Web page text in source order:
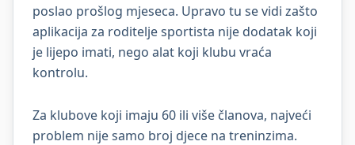
poslao prošlog mjeseca. Upravo tu se vidi zašto
aplikacija za roditelje sportista nije dodatak koji
je lijepo imati, nego alat koji klubu vraća
kontrolu.
Za klubove koji imaju 60 ili više članova, najveći
problem nije samo broj djece na treninzima.